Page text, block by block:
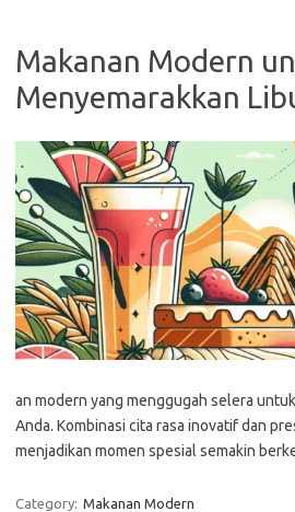
Makanan Modern
Menyemarakkan
an modern yang menggugah selera
Anda. Kombinasi cita rasa inovatif dan
menjadikan momen spesial semakin
Category: Makanan Modern